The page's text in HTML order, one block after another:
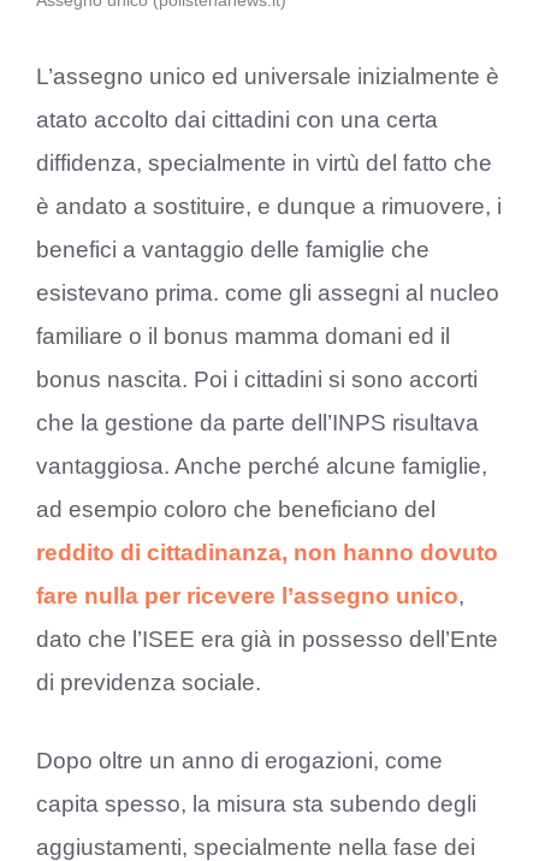
L’assegno unico ed universale inizialmente è
atato accolto dai cittadini con una certa
diffidenza, specialmente in virtù del fatto che
è andato a sostituire, e dunque a rimuovere, i
benefici a vantaggio delle famiglie che
esistevano prima. come gli assegni al nucleo
familiare o il bonus mamma domani ed il
bonus nascita. Poi i cittadini si sono accorti
che la gestione da parte dell’INPS risultava
vantaggiosa. Anche perché alcune famiglie,
ad esempio coloro che beneficiano del
reddito di cittadinanza, non hanno dovuto
fare nulla per ricevere l’assegno unico,
dato che l’ISEE era già in possesso dell’Ente
di previdenza sociale.
Dopo oltre un anno di erogazioni, come
capita spesso, la misura sta subendo degli
aggiustamenti, specialmente nella fase dei